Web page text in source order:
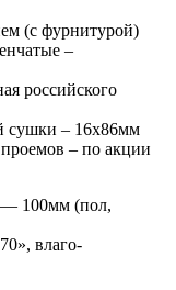
(с фурнитурой)
–
российского
сушки – 16х86мм
– по акции
— 100мм (пол,
влаго-